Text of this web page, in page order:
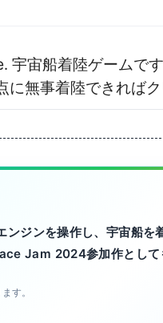
宙船着陸ゲームで
無事着陸できればク
ジンを操作し、宇宙船を
Jam 2024参加作として
す。